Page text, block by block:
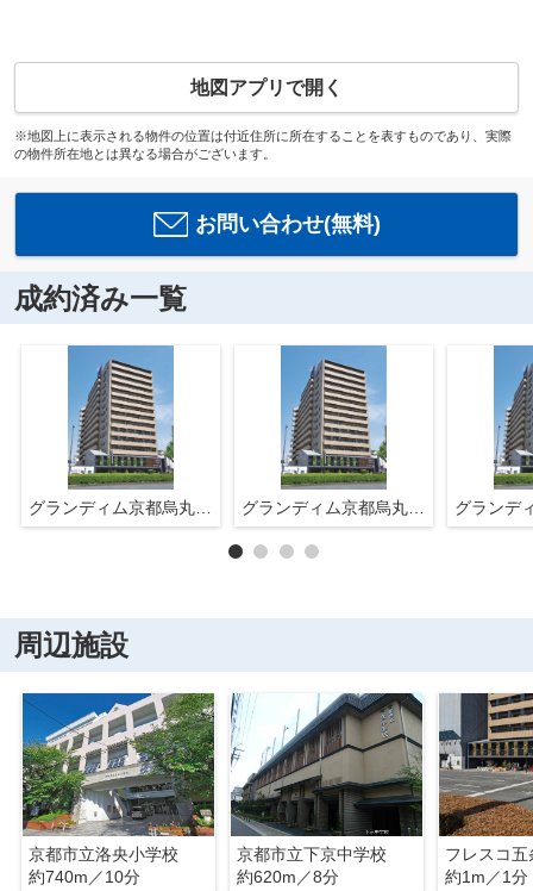
地図アプリで開く
※地図上に表示される物件の位置は付近住所に所在することを表すものであり、実際
の物件所在地とは異なる場合がございます。
お問い合わせ(無料)
成約済み一覧
グランディム京都烏丸五条
周辺施設
京都市立洛央小学校
約740m／10分
京都市立下京中学校
約620m／8分
フレスコ五
約1m／1分